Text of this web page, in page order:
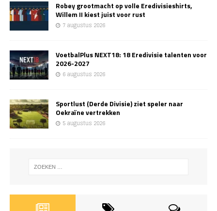
Robey grootmacht op volle Eredivisieshirts,
Willem II kiest juist voor rust
7 augustus 2026
VoetbalPlus NEXT18: 18 Eredivisie talenten voor
2026-2027
6 augustus 2026
Sportlust (Derde Divisie) ziet speler naar
Oekraïne vertrekken
5 augustus 2026